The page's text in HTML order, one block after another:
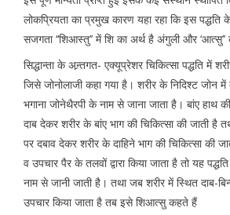
लोकप्रियता का प्रमुख कारण यहा रहा कि इस पद्धति
सजगता ‘‘शिआस्तु’’ में शि का अर्थ है अंगुली और ‘आत्सु’’
सिद्धान्ता के अन्र्तगत- एक्यूप्रेशर चिकित्सा पद्धति में
जिसे जोनोलाजी कहा गया है। शरीर के निदिश्ट जोन में
भगाना जोनेथैरपी के नाम से जाना जाता है। बांए हाथ
दाब देकर शरीर के बांए भाग की चिकित्सा की जाती है
पर दबाव देकर शरीर के दाहिने भाग की चिकित्सा की
व उपचार पैर के तलवों द्वारा किया जाता है तो यह पद्धति
नाम से जानी जाती है। तथा जब शरीर में स्थित दाब-
उपचार किया जाता है तब इसे शिआत्सु कहते हैं